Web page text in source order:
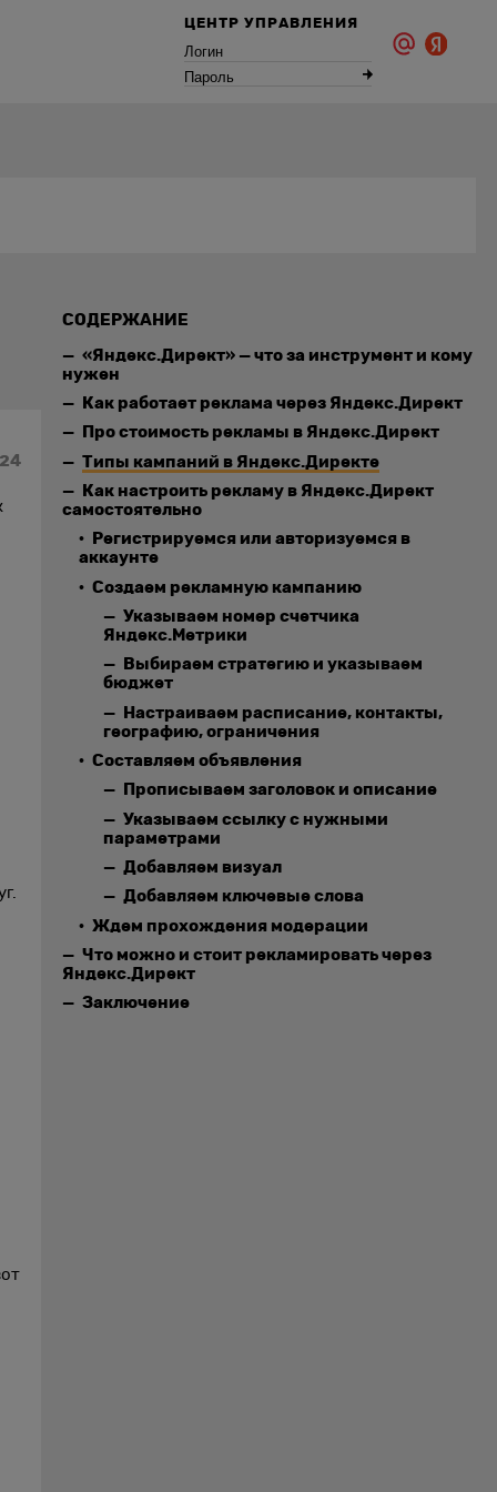
ЦЕНТР УПРАВЛЕНИЯ
Логин
Пароль
СОДЕРЖАНИЕ
«Яндекс.Директ» — что за инструмент и кому
нужен
Как работает реклама через Яндекс.Директ
Про стоимость рекламы в Яндекс.Директ
Типы кампаний в Яндекс.Директе
Как настроить рекламу в Яндекс.Директ
самостоятельно
Регистрируемся или авторизуемся в
аккаунте
Создаем рекламную кампанию
Указываем номер счетчика
Яндекс.Метрики
Выбираем стратегию и указываем
бюджет
Настраиваем расписание, контакты,
географию, ограничения
Составляем объявления
Прописываем заголовок и описание
Указываем ссылку с нужными
параметрами
Добавляем визуал
Добавляем ключевые слова
Ждем прохождения модерации
Что можно и стоит рекламировать через
Яндекс.Директ
Заключение